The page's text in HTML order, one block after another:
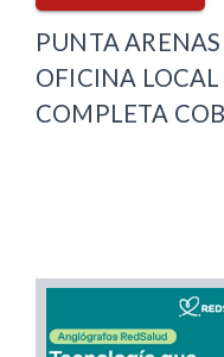
PUNTA
OFICINA
COMPLETA